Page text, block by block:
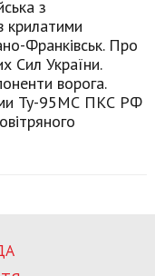
з
крилатими
Франківськ. Про
Сил України.
ворога.
Ту-95МС ПКС РФ